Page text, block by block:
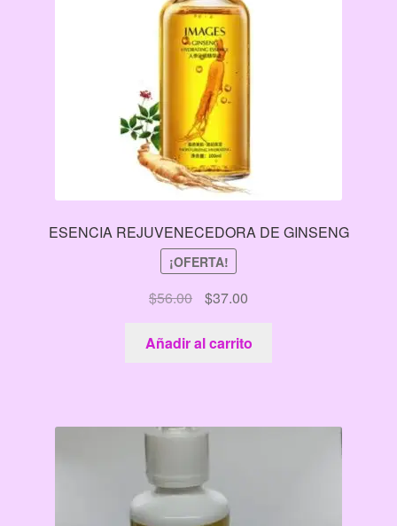
ESENCIA REJUVENECEDORA DE GINSENG
¡OFERTA!
$56.00
El
precio
original
era:
$37.00El
precio
actual
es:
Añadir al carrito